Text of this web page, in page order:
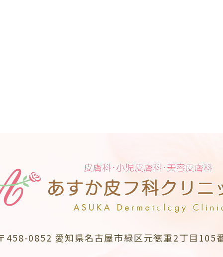
458-0852 愛知県名古屋市緑区元徳重2丁目105